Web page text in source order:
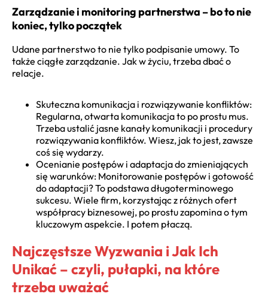
Zarządzanie i monitoring partnerstwa – bo to nie
koniec, tylko początek
Udane partnerstwo to nie tylko podpisanie umowy. To
także ciągłe zarządzanie. Jak w życiu, trzeba dbać o
relacje.
Skuteczna komunikacja i rozwiązywanie konfliktów:
Regularna, otwarta komunikacja to po prostu mus.
Trzeba ustalić jasne kanały komunikacji i procedury
rozwiązywania konfliktów. Wiesz, jak to jest, zawsze
coś się wydarzy.
Ocenianie postępów i adaptacja do zmieniających
się warunków: Monitorowanie postępów i gotowość
do adaptacji? To podstawa długoterminowego
sukcesu. Wiele firm, korzystając z różnych ofert
współpracy biznesowej, po prostu zapomina o tym
kluczowym aspekcie. I potem płaczą.
Najczęstsze Wyzwania i Jak Ich
Unikać – czyli, pułapki, na które
trzeba uważać